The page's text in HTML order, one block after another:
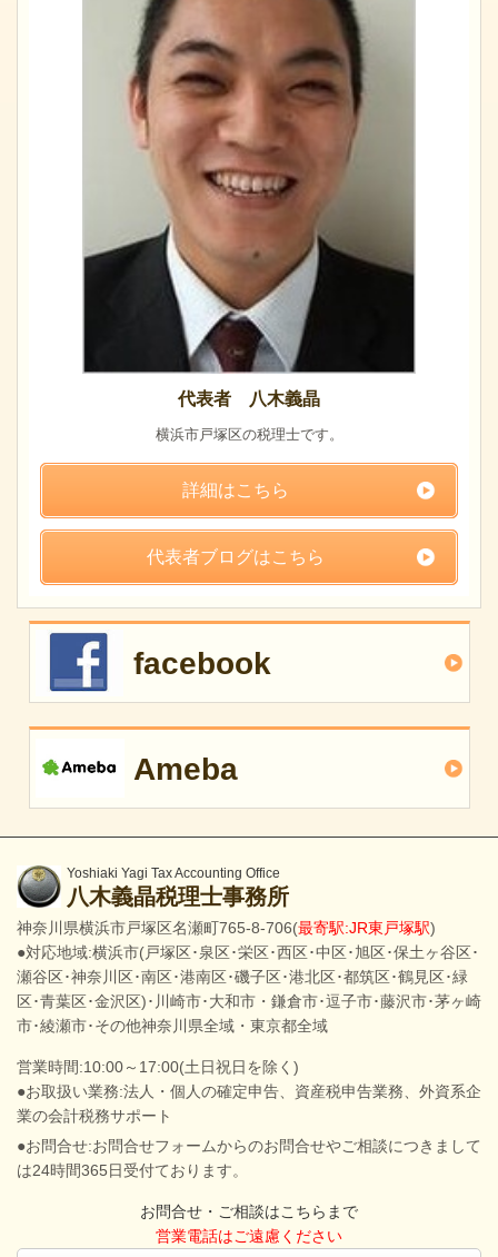
代表者 八木義晶
横浜市戸塚区の税理士です。
詳細はこちら
代表者ブログはこちら
facebook
Ameba
Yoshiaki Yagi Tax Accounting Office
八木義晶税理士事務所
神奈川県横浜市戸塚区名瀬町765-8-706(最寄駅:JR東戸塚駅)
●対応地域:横浜市(戸塚区･泉区･栄区･西区･中区･旭区･保土ヶ谷区･
瀬谷区･神奈川区･南区･港南区･磯子区･港北区･都筑区･鶴見区･緑
区･青葉区･金沢区)･川崎市･大和市・鎌倉市･逗子市･藤沢市･茅ヶ崎
市･綾瀬市･その他神奈川県全域・東京都全域
営業時間:10:00～17:00(土日祝日を除く)
●お取扱い業務:法人・個人の確定申告、資産税申告業務、外資系企
業の会計税務サポート
●お問合せ:お問合せフォームからのお問合せやご相談につきまして
は24時間365日受付ております。
お問合せ・ご相談はこちらまで
営業電話はご遠慮ください